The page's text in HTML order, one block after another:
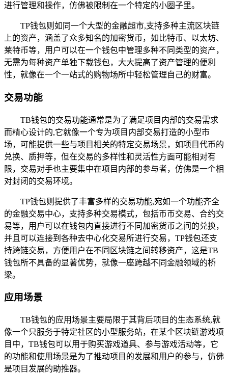
进行管理和操作，仿佛被限制在一个特定的小圈子里。
TP钱包则如同一个大型的金融超市,支持多种主流区块链
上的资产，涵盖了众多知名的加密货币，如比特币、以太坊、
莱特币等，用户可以在一个钱包中管理多种不同类型的资产，
无需为每种资产单独下载钱包，大大提高了资产管理的便利
性，就像在一个一站式的购物场所中轻松管理自己的财富。
交易功能
TB钱包的交易功能通常是为了满足项目内部的交易需求
而精心设计的,它就像一个专为项目内部交易打造的小型市
场，可能提供一些与项目相关的特定交易场景，如项目代币的
兑换、质押等，但在交易的多样性和灵活性方面可能相对有
限，交易对手也主要集中在项目内部的参与者，仿佛是一个相
对封闭的交易环境。
TP钱包则提供了丰富多样的交易功能,宛如一个功能齐全
的金融交易中心，支持多种交易模式，包括币币交易、合约交
易等，用户可以在钱包内直接进行不同加密货币之间的兑换，
并且可以连接到各种去中心化交易所进行交易，TP钱包还支
持跨链交易，方便用户在不同区块链之间转移资产，这是TB
钱包所不具备的显著优势，就像一座跨越不同金融领域的桥
梁。
应用场景
TB钱包的应用场景主要局限于其背后项目的生态系统,就
像一个只服务于特定社区的小型服务站，在某个区块链游戏项
目中，TB钱包可以用于购买游戏道具、参与游戏活动等，它
的功能和使用场景是为了推动项目的发展和用户的参与，仿佛
是项目发展的助推器。